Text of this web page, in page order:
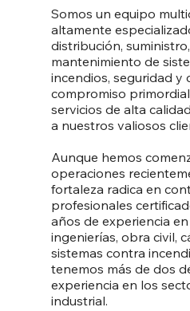
Somos un equipo
altamente
distribución,
mantenimiento de
incendios, seguridad y
compromiso
servicios de alta
a nuestros valiosos
Aunque hemos
operaciones
fortaleza radica en
profesionales
años de experiencia
ingenierías, obra civil,
sistemas contra
tenemos más de dos
experiencia en los
industrial.